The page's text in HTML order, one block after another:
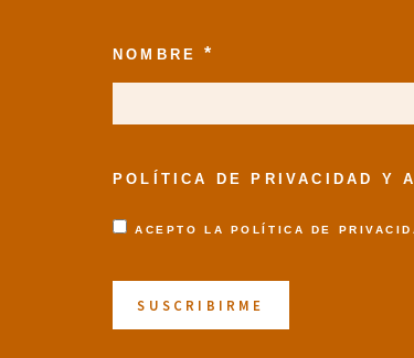
NOMBRE*
POLÍTICA DE PRIVACIDAD Y
ACEPTO LA POLÍTICA DE